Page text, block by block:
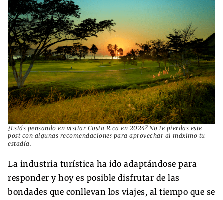
¿Estás pensando en visitar Costa Rica en 2024? No te pierdas este
post con algunas recomendaciones para aprovechar al máximo tu
estadía.
La industria turística ha ido adaptándose para
responder y hoy es posible disfrutar de las
bondades que conllevan los viajes, al tiempo que se